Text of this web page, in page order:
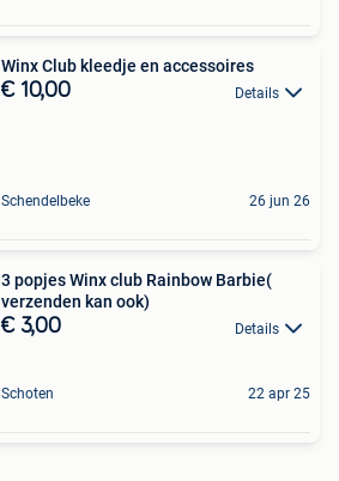
Winx Club kleedje en accessoires
€ 10,00 Details
Schendelbeke 26 jun 26
3 popjes Winx club Rainbow Barbie(
verzenden kan ook)
€ 3,00 Details
Schoten 22 apr 25